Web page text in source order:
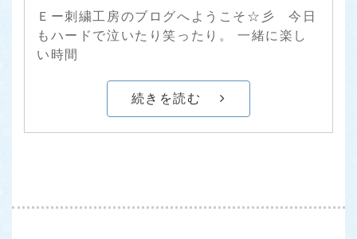
Ｅー刺繍工房のブログへようこそ☆彡 今日
もハードで泣いたり笑ったり。 一緒に楽し
い時間
続きを読む